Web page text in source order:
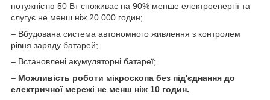
потужністю 50 Вт споживає на 90% менше електроенергії та
слугує не менш ніж 20 000 годин;
– Вбудована система автономного живлення з контролем
рівня заряду батарей;
– Встановлені акумуляторні батареї;
– Можливість роботи мікроскопа без під'єднання до
електричної мережі не менш ніж 10 годин.